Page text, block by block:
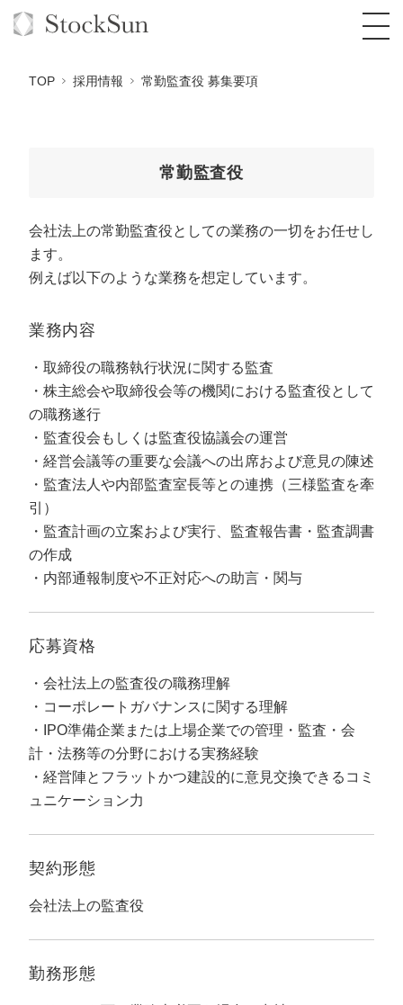
コンサルタント一覧
品質ガイドライン
社内コンペ
クレーム窓口
定額制Webマーケティング代行『マキトルく
ん』
営業改善特化の動画制作『動画でカリトルく
ん』
定額LINE運用代行『LINEマキトルくん』
格安でAI導入支援『あいのりAI』
拡散付1日密着動画制作『まるごと社長』
1本無料で記事を制作『SEOトライアル』
定額制LP制作・改善『最強LP』
採用YouTubeチャンネル構築『トリトル』
実績
お役立ち資料
料金表
StockSun道場
道場TOP
動画編集
エンジニア
広告運用
YouTubeディレクター
年収エージェント
会社概要・役員紹介
ミッション・ビジョン・バリュー
代表メッセージ（岩野圭佑）
取締役メッセージ（株本祐己）
業務委託
認定パートナー
動画ディレクター
営業
インターン
正社員
マーケマネージャー
募集要項一覧
TOP 採用情報 常勤監査役 募集要項
常勤監査役
会社法上の常勤監査役としての業務の一切をお任せし
ます。
例えば以下のような業務を想定しています。
業務内容
取締役の職務執行状況に関する監査
株主総会や取締役会等の機関における監査役として
の職務遂行
監査役会もしくは監査役協議会の運営
経営会議等の重要な会議への出席および意見の陳述
監査法人や内部監査室長等との連携（三様監査を牽
引）
監査計画の立案および実行、監査報告書・監査調書
の作成
内部通報制度や不正対応への助言・関与
応募資格
会社法上の監査役の職務理解
コーポレートガバナンスに関する理解
IPO準備企業または上場企業での管理・監査・会
計・法務等の分野における実務経験
経営陣とフラットかつ建設的に意見交換できるコミ
ュニケーション力
契約形態
会社法上の監査役
勤務形態